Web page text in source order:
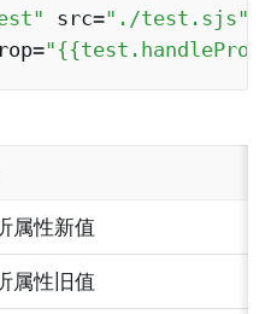
src="./test.sjs"
=
属性新值
属性旧值